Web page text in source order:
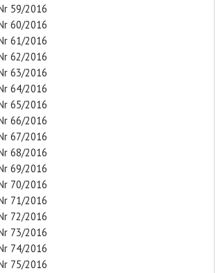
59/2016
60/2016
61/2016
62/2016
63/2016
64/2016
65/2016
66/2016
67/2016
68/2016
69/2016
70/2016
71/2016
72/2016
73/2016
74/2016
75/2016